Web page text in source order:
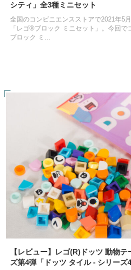
シティ」全3種ミニセット
全国のコンビニエンスストアで2021年5
「レゴ®ブロック ミニセット」。今回
ブロック ミ...
【レビュー】レゴ(R)ドッツ 動物
ズ第4弾「ドッツ タイル - シリーズ4